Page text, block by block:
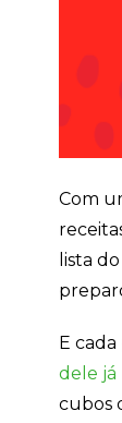
Com
lista
E
dele já
cubos